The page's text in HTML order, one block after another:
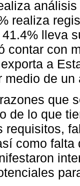
realiza
lleva
contar con
a
medio de
que
de lo que
requisitos,
como